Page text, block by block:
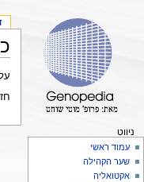
ניווט
עמוד ראשי
שער הקהילה
אקטואליה